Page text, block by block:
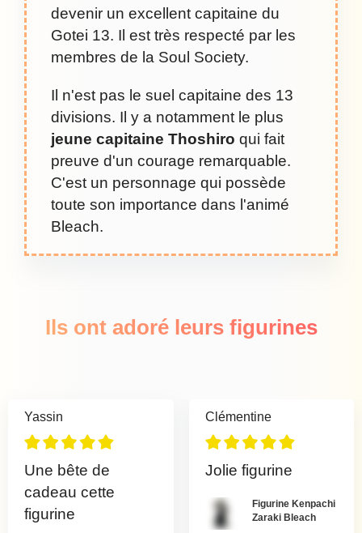
devenir un excellent capitaine du
Gotei 13. Il est très respecté par les
membres de la Soul Society.
Il n'est pas le suel capitaine des 13
divisions. Il y a notamment le plus
jeune capitaine Thoshiro qui fait
preuve d'un courage remarquable.
C'est un personnage qui possède
toute son importance dans l'animé
Bleach.
Ils ont adoré leurs figurines
Yassin
Une bête de
cadeau cette
figurine
Clémentine
Jolie figurine
Figurine Kenpachi
Zaraki Bleach